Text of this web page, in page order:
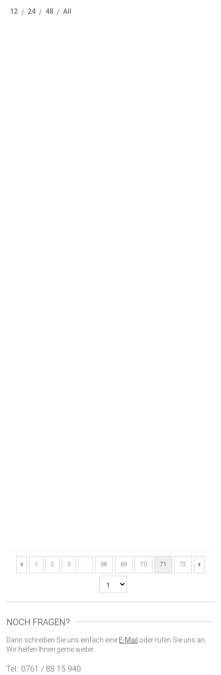
12 / 24 / 48 / All
1 2 3 … 68 69 70 71 72
NOCH FRAGEN?
Dann schreiben Sie uns einfach eine E-Mail oder rufen Sie uns an.
Wir helfen Ihnen gerne weiter.
Tel.: 0761 / 88 15 940